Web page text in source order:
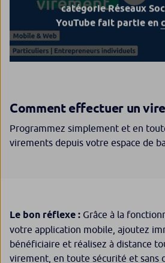
catégorie Réseaux
YouTube fait partie en
Comment effectuer un
Programmez simplement et en
virements depuis votre espace de
Le bon réflexe : Grâce à la
votre application mobile, ajoutez
bénéficiaire et réalisez à distance
virement, en toute sécurité et sans